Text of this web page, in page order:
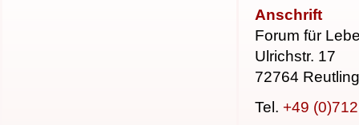
Anschrift
Forum für
Ulrichstr. 17
72764
Tel. +49